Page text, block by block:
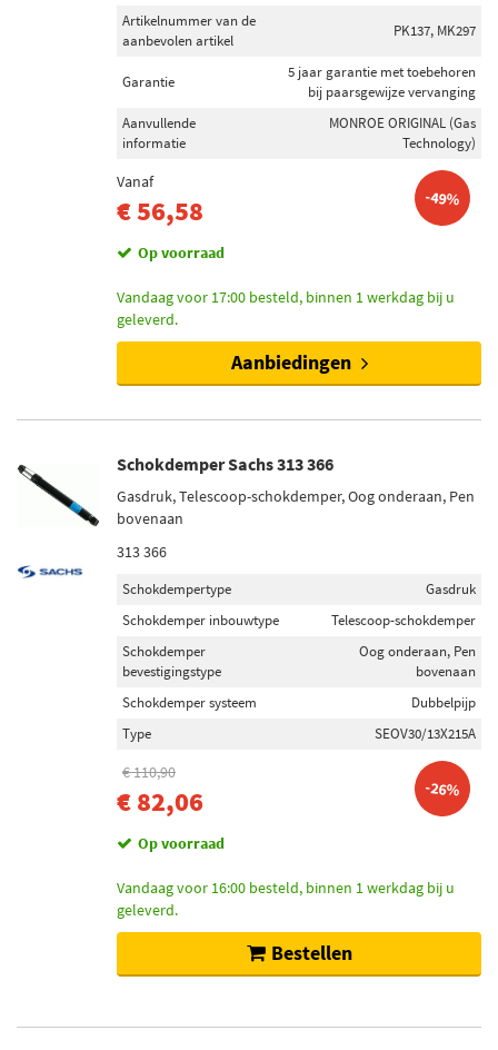
Artikelnummer van de
aanbevolen artikel
PK137, MK297
Garantie
5 jaar garantie met toebehoren
bij paarsgewijze vervanging
Aanvullende
informatie
MONROE ORIGINAL (Gas
Technology)
Vanaf
€ 56,58 -49%
Op voorraad
Vandaag voor 17:00 besteld, binnen 1 werkdag bij u
geleverd.
Aanbiedingen
Schokdemper Sachs 313 366
Gasdruk, Telescoop-schokdemper, Oog onderaan, Pen
bovenaan
313 366
Schokdempertype
Gasdruk
Schokdemper inbouwtype
Telescoop-schokdemper
Schokdemper
bevestigingstype
Oog onderaan, Pen
bovenaan
Schokdemper systeem
Dubbelpijp
Type
SEOV30/13X215A
€ 110,90
€ 82,06 -26%
Op voorraad
Vandaag voor 16:00 besteld, binnen 1 werkdag bij u
geleverd.
Bestellen